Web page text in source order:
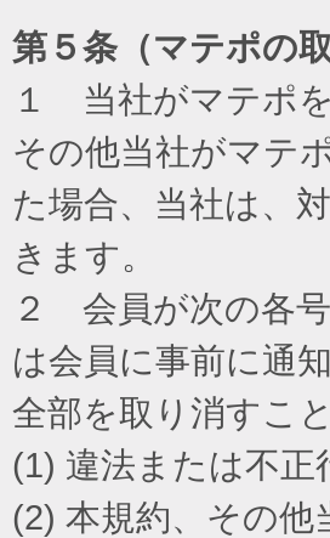
第５条（マテポの
１ 当社がマテポ
その他当社がマテ
た場合、当社は、
きます。
２ 会員が次の各
は会員に事前に通
全部を取り消すこ
(1) 違法または不正
(2) 本規約、その